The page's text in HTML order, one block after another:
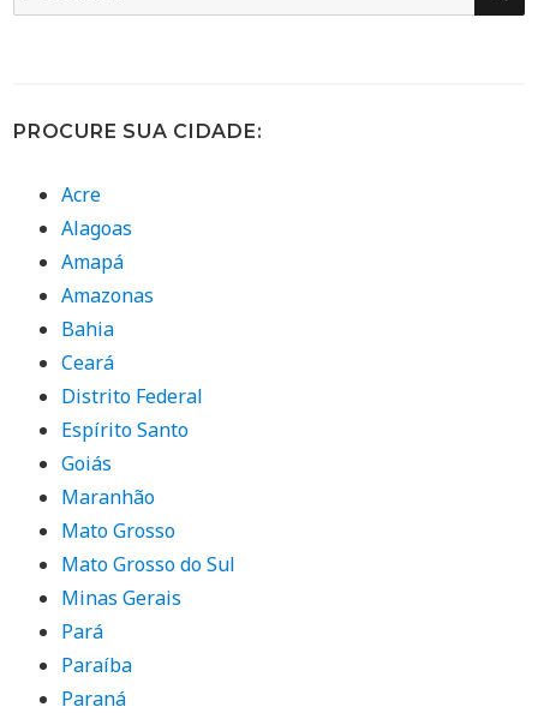
por:
PROCURE SUA CIDADE:
Acre
Alagoas
Amapá
Amazonas
Bahia
Ceará
Distrito Federal
Espírito Santo
Goiás
Maranhão
Mato Grosso
Mato Grosso do Sul
Minas Gerais
Pará
Paraíba
Paraná